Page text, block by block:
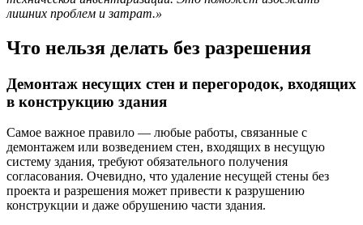
лишних проблем и затрат.»
Что нельзя делать без разрешения
Демонтаж несущих стен и перегородок, входящих
в конструкцию здания
Самое важное правило — любые работы, связанные с
демонтажем или возведением стен, входящих в несущую
систему здания, требуют обязательного получения
согласования. Очевидно, что удаление несущей стены без
проекта и разрешения может привести к разрушению
конструкции и даже обрушению части здания.